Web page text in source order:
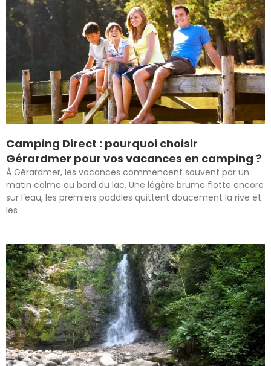
Camping Direct : pourquoi choisir
Gérardmer pour vos vacances en camping ?
À Gérardmer, les vacances commencent souvent par un
matin calme au bord du lac. Une légère brume flotte encore
sur l’eau, les premiers paddles quittent doucement la rive et
les